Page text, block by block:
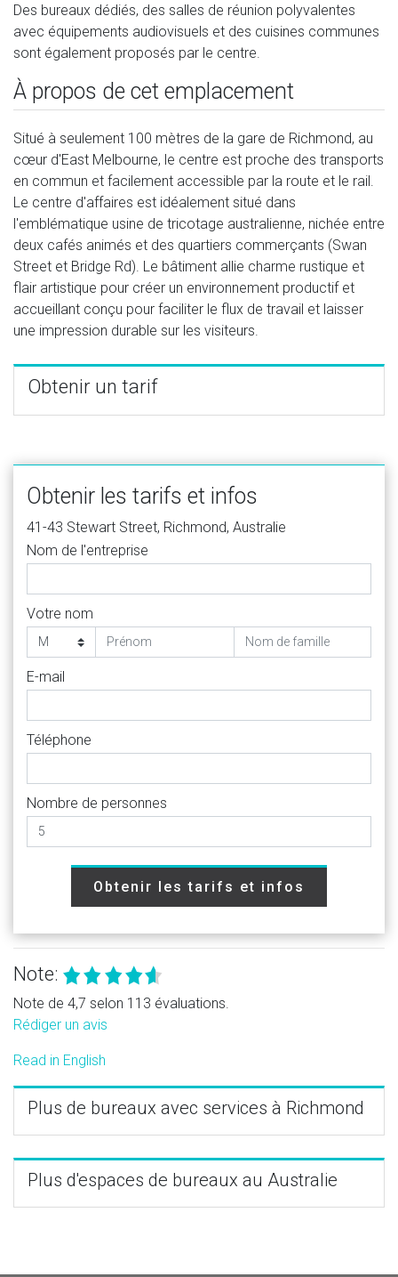
Des bureaux dédiés, des salles de réunion polyvalentes
avec équipements audiovisuels et des cuisines communes
sont également proposés par le centre.
À propos de cet emplacement
Situé à seulement 100 mètres de la gare de Richmond, au
cœur d'East Melbourne, le centre est proche des transports
en commun et facilement accessible par la route et le rail.
Le centre d'affaires est idéalement situé dans
l'emblématique usine de tricotage australienne, nichée entre
deux cafés animés et des quartiers commerçants (Swan
Street et Bridge Rd). Le bâtiment allie charme rustique et
flair artistique pour créer un environnement productif et
accueillant conçu pour faciliter le flux de travail et laisser
une impression durable sur les visiteurs.
Obtenir un tarif
Obtenir les tarifs et infos
41-43 Stewart Street, Richmond, Australie
Nom de l'entreprise
Votre nom
E-mail
Téléphone
Nombre de personnes
Obtenir les tarifs et infos
Note:
Note de 4,7 selon 113 évaluations.
Rédiger un avis
Read in English
Plus de bureaux avec services à Richmond
Plus d'espaces de bureaux au Australie